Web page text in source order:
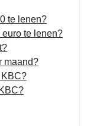
te lenen?
te lenen?
maand?